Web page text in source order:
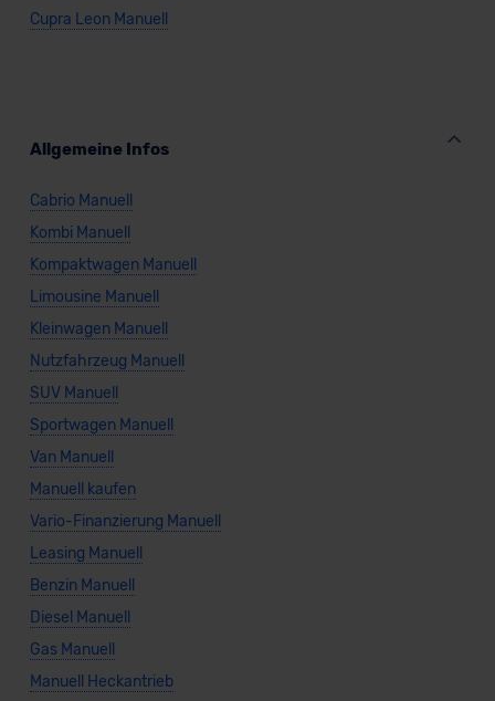
Cupra Leon Manuell
Allgemeine Infos
Cabrio Manuell
Kombi Manuell
Kompaktwagen Manuell
Limousine Manuell
Kleinwagen Manuell
Nutzfahrzeug Manuell
SUV Manuell
Sportwagen Manuell
Van Manuell
Manuell kaufen
Vario-Finanzierung Manuell
Leasing Manuell
Benzin Manuell
Diesel Manuell
Gas Manuell
Manuell Heckantrieb